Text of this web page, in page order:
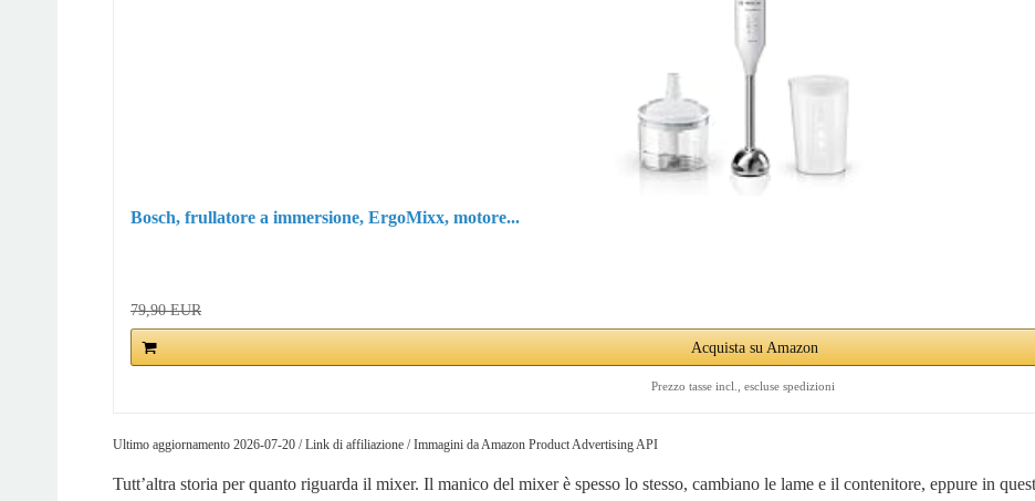
Bosch, frullatore a immersione, ErgoMixx, motore...
79,90 EUR
Acquista su Amazon
Prezzo tasse incl., escluse spedizioni
Ultimo aggiornamento 2026-07-20 / Link di affiliazione / Immagini da Amazon Product Advertising API
Tutt’altra storia per quanto riguarda il mixer. Il manico del mixer è spesso lo stesso, cambiano le lame e il contenitore, eppure in